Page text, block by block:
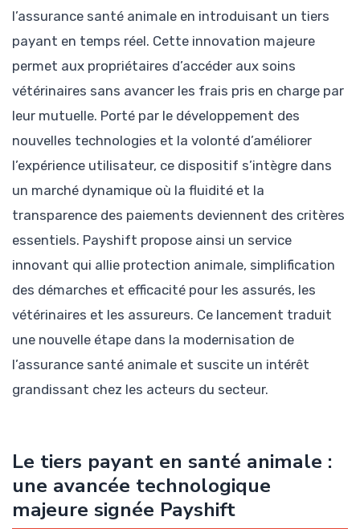
l’assurance santé animale en introduisant un tiers
payant en temps réel. Cette innovation majeure
permet aux propriétaires d’accéder aux soins
vétérinaires sans avancer les frais pris en charge par
leur mutuelle. Porté par le développement des
nouvelles technologies et la volonté d’améliorer
l’expérience utilisateur, ce dispositif s’intègre dans
un marché dynamique où la fluidité et la
transparence des paiements deviennent des critères
essentiels. Payshift propose ainsi un service
innovant qui allie protection animale, simplification
des démarches et efficacité pour les assurés, les
vétérinaires et les assureurs. Ce lancement traduit
une nouvelle étape dans la modernisation de
l’assurance santé animale et suscite un intérêt
grandissant chez les acteurs du secteur.
Le tiers payant en santé animale :
une avancée technologique
majeure signée Payshift